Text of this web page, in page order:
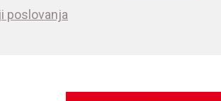
poslovanja